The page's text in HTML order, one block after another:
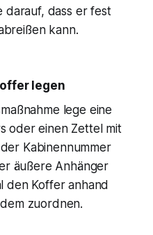
darauf, dass er fest
kann.
legen
lege eine
oder einen Zettel mit
Kabinennummer
äußere Anhänger
den Koffer anhand
zuordnen.